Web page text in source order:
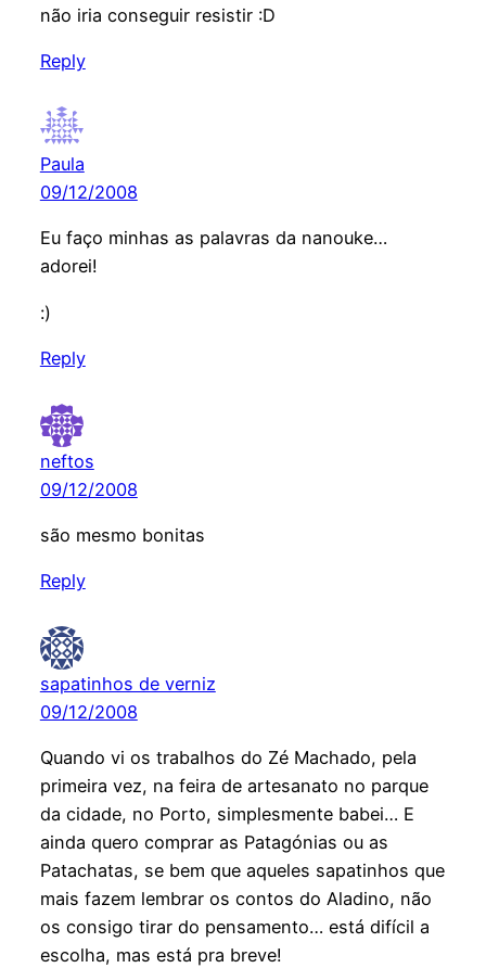
não iria conseguir resistir :D
Reply
Paula
09/12/2008
Eu faço minhas as palavras da nanouke…
adorei!
:)
Reply
neftos
09/12/2008
são mesmo bonitas
Reply
sapatinhos de verniz
09/12/2008
Quando vi os trabalhos do Zé Machado, pela
primeira vez, na feira de artesanato no parque
da cidade, no Porto, simplesmente babei… E
ainda quero comprar as Patagónias ou as
Patachatas, se bem que aqueles sapatinhos que
mais fazem lembrar os contos do Aladino, não
os consigo tirar do pensamento… está difícil a
escolha, mas está pra breve!